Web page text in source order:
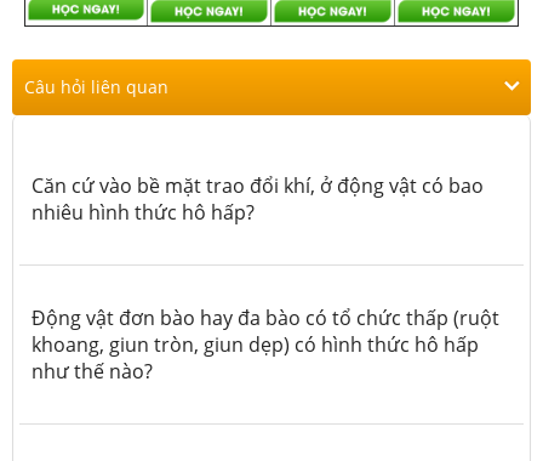
Câu hỏi liên quan
Căn cứ vào bề mặt trao đổi khí, ở động vật có bao
nhiêu hình thức hô hấp?
Động vật đơn bào hay đa bào có tổ chức thấp (ruột
khoang, giun tròn, giun dẹp) có hình thức hô hấp
như thế nào?